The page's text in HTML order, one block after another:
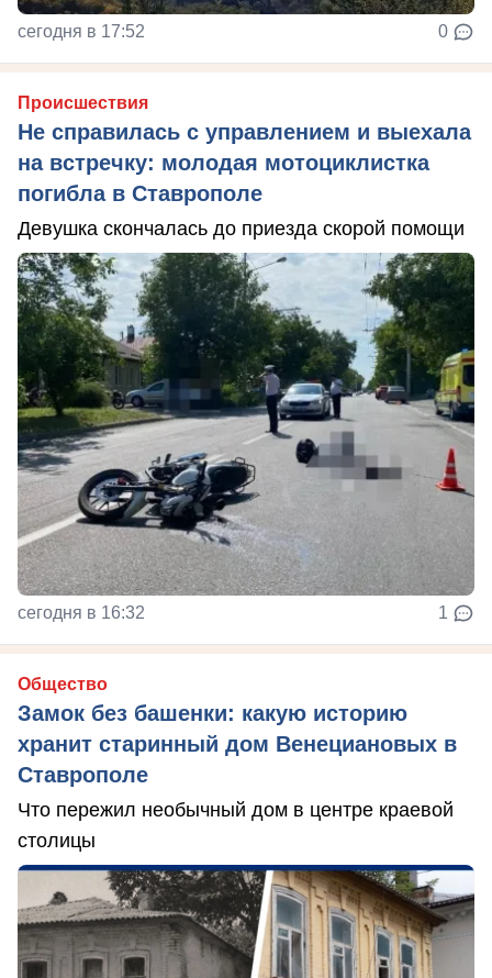
сегодня в 17:52 0
Происшествия
Не справилась с управлением и выехала
на встречку: молодая мотоциклистка
погибла в Ставрополе
Девушка скончалась до приезда скорой помощи
сегодня в 16:32 1
Общество
Замок без башенки: какую историю
хранит старинный дом Венециановых в
Ставрополе
Что пережил необычный дом в центре краевой
столицы